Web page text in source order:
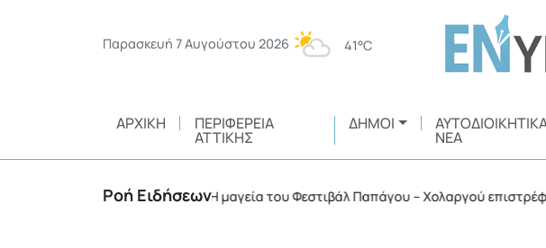
Παρασκευή 7 Αυγούστου 2026 41°C
ΑΡΧΙΚΉ ΠΕΡΙΦΈΡΕΙΑ
ΑΤΤΙΚΉΣ
ΔΉΜΟΙ
ΝΈΑ
Ροή Ειδήσεων
• Η μαγεία του Φεστιβάλ Παπάγου – Χολαργού επιστρέφει •